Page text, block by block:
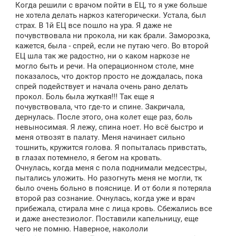
б
щ
н
и
Когда решили с врачом пойти в ЕЦ, то я уже больше
не хотела делать наркоз категорически. Устала, был
страх. В 1й ЕЦ все пошло на ура. Я даже не
почувствовала ни прокола, ни как брали. Заморозка,
кажется, была - спрей, если не путаю чего. Во второй
ЕЦ шла так же радостно, ни о каком наркозе не
могло быть и речи. На операционном столе, мне
показалось, что доктор просто не дождалась, пока
спрей подействует и начала очень рано делать
прокол. Боль была жуткая!!! Так еще я
почувствовала, что где-то и спине. Закричала,
дернулась. После этого, она колет еще раз, боль
невыносимая. Я лежу, спина ноет. Но всё быстро и
меня отвозят в палату. Меня начинает сильно
тошнить, кружится голова. Я попыталась привстать,
в глазах потемнело, я бегом на кровать.
Очнулась, когда меня с пола поднимали медсестры,
пытались уложить. Но разогнуть меня не могли, тк
было очень больно в пояснице. И от боли я потеряла
второй раз сознание. Очнулась, когда уже и врач
прибежала, стирала мне с лица кровь. Сбежались все
и даже анестезиолог. Поставили капельницу, еще
чего не помню. Наверное, накололи